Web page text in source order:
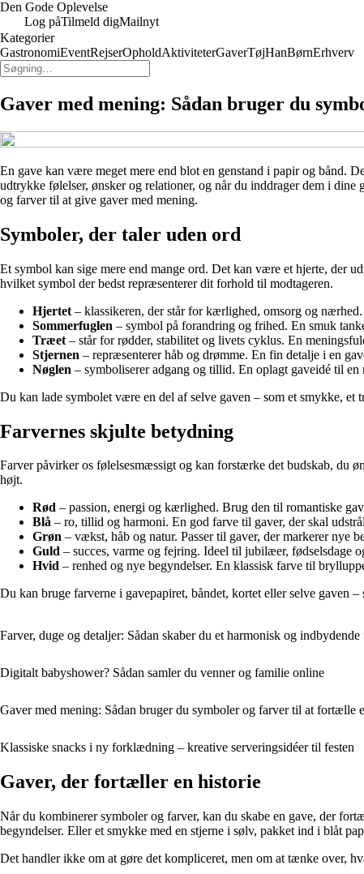
Den Gode Oplevelse
Log påTilmeld digMailnyt
Kategorier
GastronomiEventRejserOpholdAktiviteterGaverTøjHanBørnErhverv
Gaver med mening: Sådan bruger du
En gave kan være meget mere end blot en genstand i papir og bånd.
udtrykke følelser, ønsker og relationer, og når du inddrager dem i
og farver til at give gaver med mening.
Symboler, der taler uden ord
Et symbol kan sige mere end mange ord. Det kan være et hjerte, der
hvilket symbol der bedst repræsenterer dit forhold til modtageren.
Hjertet – klassikeren, der står for kærlighed, omsorg og
Sommerfuglen – symbol på forandring og frihed. En smuk
Træet – står for rødder, stabilitet og livets cyklus. En
Stjernen – repræsenterer håb og drømme. En fin detalje i en
Nøglen – symboliserer adgang og tillid. En oplagt gaveidé til
Du kan lade symbolet være en del af selve gaven – som et smykke,
Farvernes skjulte betydning
Farver påvirker os følelsesmæssigt og kan forstærke det budskab, du
højt.
Rød – passion, energi og kærlighed. Brug den til romantiske
Blå – ro, tillid og harmoni. En god farve til gaver, der skal
Grøn – vækst, håb og natur. Passer til gaver, der markerer nye
Guld – succes, varme og fejring. Ideel til jubilæer, fødselsdage
Hvid – renhed og nye begyndelser. En klassisk farve til
Du kan bruge farverne i gavepapiret, båndet, kortet eller selve gaven –
Farver, duge og detaljer: Sådan skaber du et harmonisk og indbydende
Digitalt babyshower? Sådan samler du venner og familie online
Gaver med mening: Sådan bruger du symboler og farver til at fortælle
Klassiske snacks i ny forklædning – kreative serveringsidéer til festen
Gaver, der fortæller en historie
Når du kombinerer symboler og farver, kan du skabe en gave, der
begyndelser. Eller et smykke med en stjerne i sølv, pakket ind i blåt
Det handler ikke om at gøre det kompliceret, men om at tænke over,